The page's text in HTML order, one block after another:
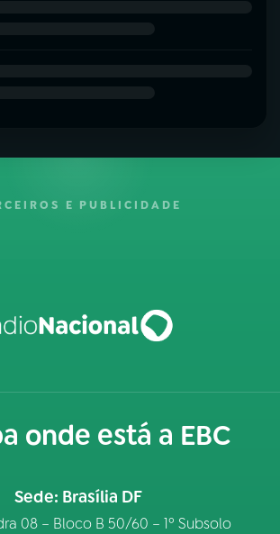
E PUBLICIDADE
onde está a EBC
Sede: Brasília DF
08 – Bloco B 50/60 – 1º Subsolo